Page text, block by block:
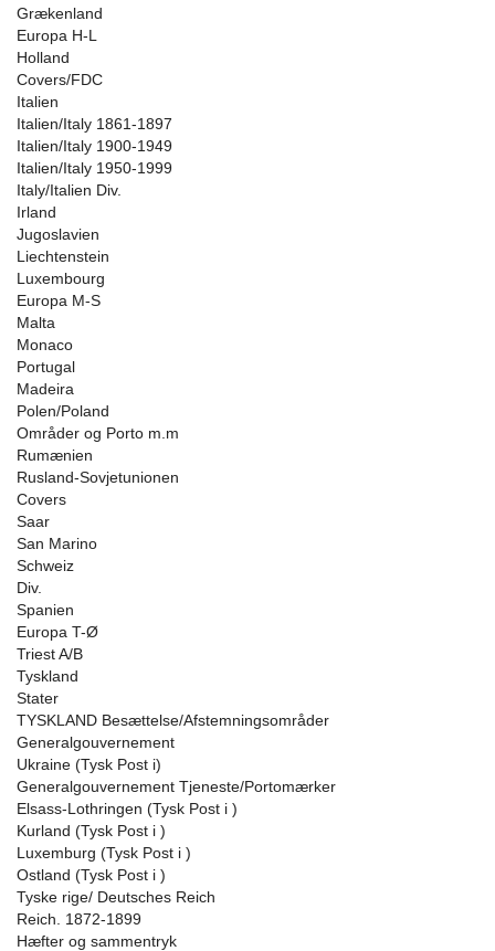
Grækenland
Europa H-L
Holland
Covers/FDC
Italien
Italien/Italy 1861-1897
Italien/Italy 1900-1949
Italien/Italy 1950-1999
Italy/Italien Div.
Irland
Jugoslavien
Liechtenstein
Luxembourg
Europa M-S
Malta
Monaco
Portugal
Madeira
Polen/Poland
Områder og Porto m.m
Rumænien
Rusland-Sovjetunionen
Covers
Saar
San Marino
Schweiz
Div.
Spanien
Europa T-Ø
Triest A/B
Tyskland
Stater
TYSKLAND Besættelse/Afstemningsområder
Generalgouvernement
Ukraine (Tysk Post i)
Generalgouvernement Tjeneste/Portomærker
Elsass-Lothringen (Tysk Post i )
Kurland (Tysk Post i )
Luxemburg (Tysk Post i )
Ostland (Tysk Post i )
Tyske rige/ Deutsches Reich
Reich. 1872-1899
Hæfter og sammentryk